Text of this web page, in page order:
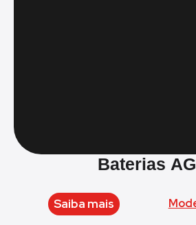
Baterias
Saiba mais